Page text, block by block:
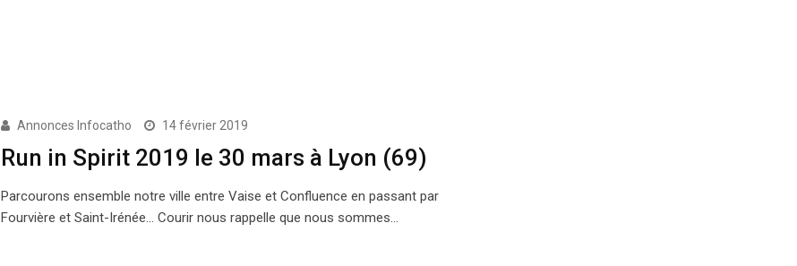
Annonces Infocatho 14 février 2019
Run in Spirit 2019 le 30 mars à Lyon (69)
Parcourons ensemble notre ville entre Vaise et Confluence en passant par
Fourvière et Saint-Irénée… Courir nous rappelle que nous sommes…